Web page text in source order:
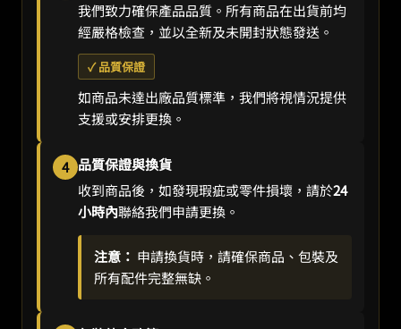
我們致力確保產品品質。所有商品在出貨前均
經嚴格檢查，並以全新及未開封狀態發送。
✓ 品質保證
如商品未達出廠品質標準，我們將視情況提供
支援或安排更換。
4 品質保證與換貨
收到商品後，如發現瑕疵或零件損壞，請於24
小時內聯絡我們申請更換。
注意： 申請換貨時，請確保商品、包裝及
所有配件完整無缺。